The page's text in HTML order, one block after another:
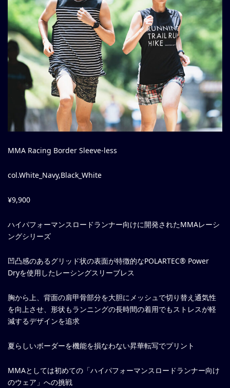
MMA Racing Border Sleeve-less
col.White_Navy,Black_White
¥9,900
ハイパフォーマンスロードランナー向けに開発されたMMAレーシ
ングシリーズ
凹凸感のあるグリッド状の表面が特徴的なPOLARTEC® Power
Dryを使用したレーシングスリーブレス
胸から上、背面の肩甲骨部分を大胆にメッシュで切り替え通気性
を向上させ、形状もランニングの長時間の着用でもストレスが軽
減するデザインを追求
夏らしいボーダーを機能を損なわない昇華転写でプリント
MMAとしては初めての「ハイパフォーマンスロードランナー向け
のウェア」への挑戦